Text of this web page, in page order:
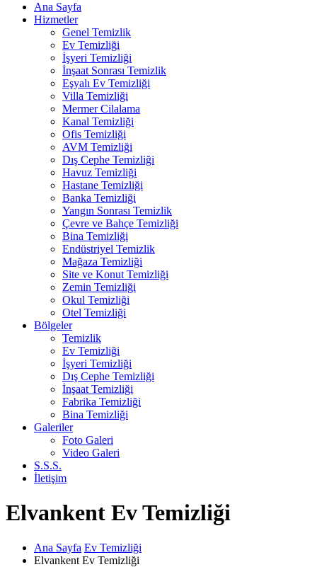
Ana Sayfa
Hizmetler
Genel Temizlik
Ev Temizliği
İşyeri Temizliği
İnşaat Sonrası Temizlik
Eşyalı Ev Temizliği
Villa Temizliği
Mermer Cilalama
Kanal Temizliği
Ofis Temizliği
AVM Temizliği
Dış Cephe Temizliği
Havuz Temizliği
Hastane Temizliği
Banka Temizliği
Yangın Sonrası Temizlik
Çevre ve Bahçe Temizliği
Bina Temizliği
Endüstriyel Temizlik
Mağaza Temizliği
Site ve Konut Temizliği
Zemin Temizliği
Okul Temizliği
Otel Temizliği
Bölgeler
Temizlik
Ev Temizliği
İşyeri Temizliği
Dış Cephe Temizliği
İnşaat Temizliği
Fabrika Temizliği
Bina Temizliği
Galeriler
Foto Galeri
Video Galeri
S.S.S.
İletişim
Elvankent Ev Temizliği
Ana Sayfa Ev Temizliği
Elvankent Ev Temizliği